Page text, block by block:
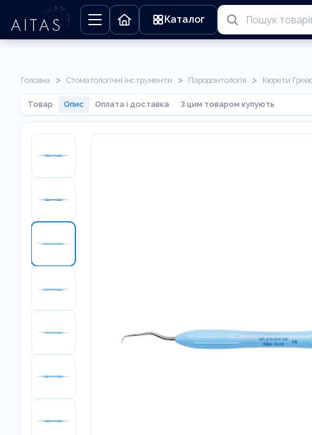
Каталог
Головна > Стоматологічні інструменти > Пародонтологія > Кюрети
Товар Опис Оплата і доставка З цим товаром купують